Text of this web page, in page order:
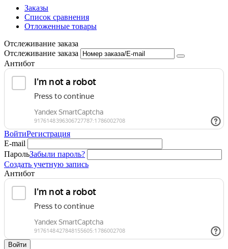
Заказы
Список сравнения
Отложенные товары
Отслеживание заказа
Отслеживание заказа
Антибот
ВойтиРегистрация
E-mail
ПарольЗабыли пароль?
Создать учетную запись
Антибот
Войти